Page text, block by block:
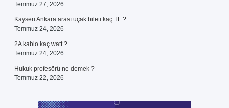
Temmuz 27, 2026
Kayseri Ankara arası uçak bileti kaç TL ?
Temmuz 24, 2026
2A kablo kaç watt ?
Temmuz 24, 2026
Hukuk profesörü ne demek ?
Temmuz 22, 2026